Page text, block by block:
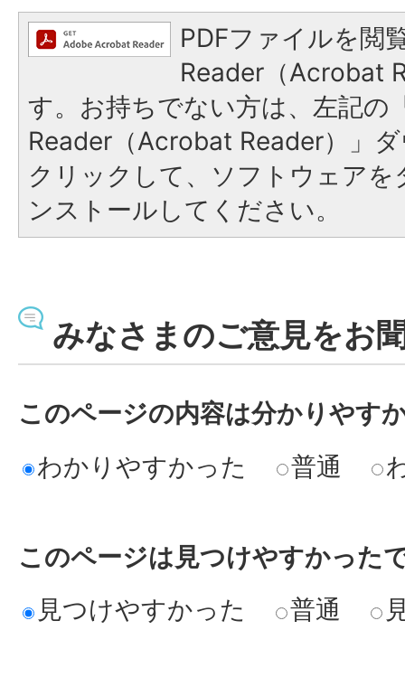
PDFファイルを閲
Reader（Acrobat
す。お持ちでない方は、左記の
Reader（Acrobat Reader）」
クリックして、ソフトウェア
ンストールしてください。
みなさまのご意見をお
このページの内容は分かりやす
わかりやすかった
普通
このページは見つけやすかった
見つけやすかった
普通